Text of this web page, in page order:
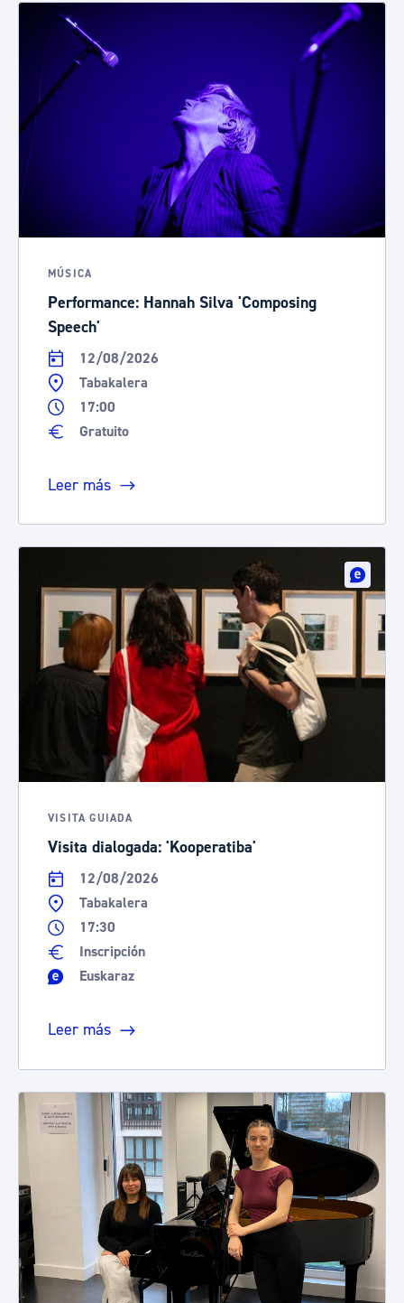
MÚSICA
Performance: Hannah Silva 'Composing
Speech'
12/08/2026
Tabakalera
17:00
Gratuito
Leer más
VISITA GUIADA
Visita dialogada: 'Kooperatiba'
12/08/2026
Tabakalera
17:30
Inscripción
Euskaraz
Leer más